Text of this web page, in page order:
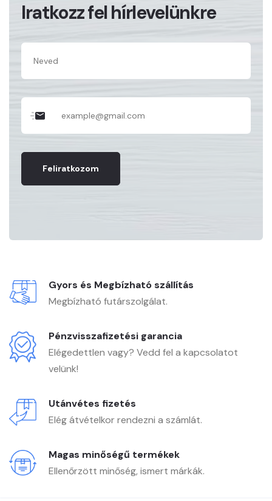
Iratkozz fel hírlevelünkre
Feliratkozom
Gyors és Megbízható szállítás
Megbízható futárszolgálat.
Pénzvisszafizetési garancia
Elégedettlen vagy? Vedd fel a kapcsolatot
velünk!
Utánvétes fizetés
Elég átvételkor rendezni a számlát.
Magas minőségű termékek
Ellenőrzött minőség, ismert márkák.